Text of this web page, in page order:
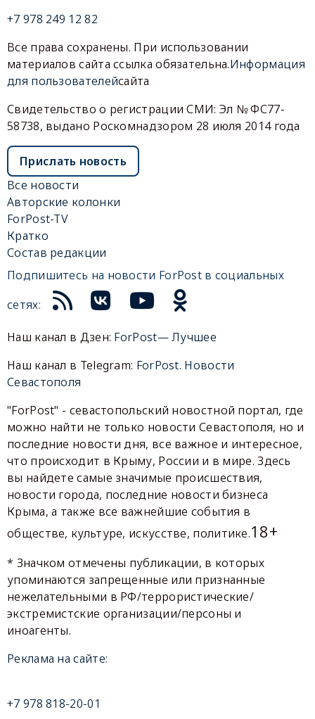
+7 978 249 12 82
Все права сохранены. При использовании
материалов сайта ссылка обязательна.Информация
для пользователейсайта
Свидетельство о регистрации СМИ: Эл № ФС77-
58738, выдано Роскомнадзором 28 июля 2014 года
Прислать новость
Все новости
Авторские колонки
ForPost-TV
Кратко
Состав редакции
Подпишитесь на новости ForPost в социальных
сетях:
Наш канал в Дзен: ForPost— Лучшее
Наш канал в Telegram: ForPost. Новости
Севастополя
"ForPost" - севастопольский новостной портал, где
можно найти не только новости Севастополя, но и
последние новости дня, все важное и интересное,
что происходит в Крыму, России и в мире. Здесь
вы найдете самые значимые происшествия,
новости города, последние новости бизнеса
Крыма, а также все важнейшие события в
обществе, культуре, искусстве, политике.18+
* Значком отмечены публикации, в которых
упоминаются запрещенные или признанные
нежелательными в РФ/террористические/
экстремистские организации/персоны и
иноагенты.
Реклама на сайте:
+7 978 818-20-01